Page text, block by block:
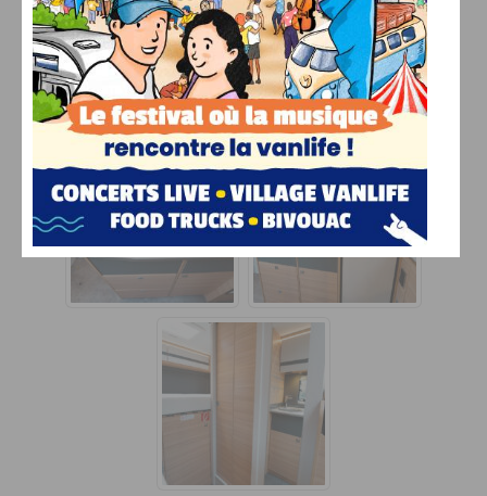
Malgré sa compacité, la cuisine propose de beaux
volumes de rangement.